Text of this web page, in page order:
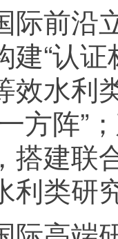
前沿立
建“认
效水利
方阵”
搭建联
利类研